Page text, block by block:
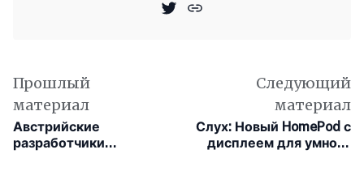
Прошлый
материал
Австрийские
разработчики
Следующий
материал
Слух: Новый HomePod с
дисплеем для умного